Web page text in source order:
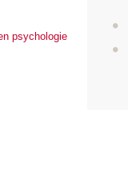
psychologie